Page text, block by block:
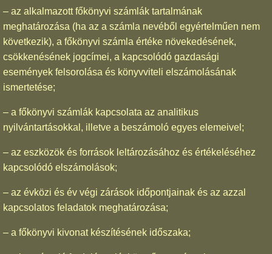
– az alkalmazott főkönyvi számlák tartalmának
meghatározása (ha az a számla nevéből egyértelműen nem
következik), a főkönyvi számla értéke növekedésének,
csökkenésének jogcímei, a kapcsolódó gazdasági
események felsorolása és könyvviteli elszámolásának
ismertetése;
– a főkönyvi számlák kapcsolata az analitikus
nyilvántartásokkal, illetve a beszámoló egyes elemeivel;
– az eszközök és források leltározásához és értékeléséhez
kapcsolódó elszámolások;
– az évközi és év végi zárások időpontjainak és az azzal
kapcsolatos feladatok meghatározása;
– a főkönyvi kivonat készítésének időszaka;